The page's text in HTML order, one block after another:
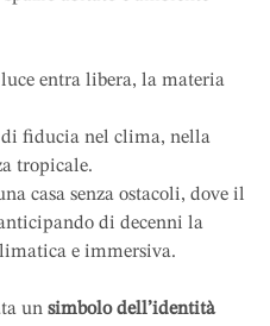
entra libera, la materia
fiducia nel clima, nella
tropicale.
casa senza ostacoli, dove il
di decenni la
e immersiva.
un simbolo dell’identità